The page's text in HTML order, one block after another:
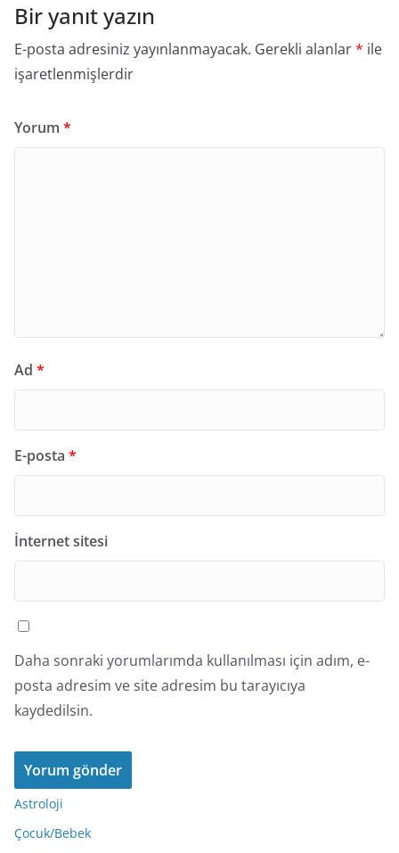
Bir yanıt yazın
E-posta adresiniz yayınlanmayacak. Gerekli alanlar* ile
işaretlenmişlerdir
Yorum *
Ad *
E-posta *
İnternet sitesi
Daha sonraki yorumlarımda kullanılması için adım, e-
posta adresim ve site adresim bu tarayıcıya
kaydedilsin.
Astroloji
Çocuk/Bebek